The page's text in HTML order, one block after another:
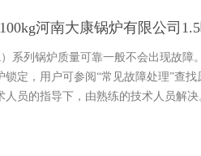
河南大康锅炉有限公司
系列锅炉质量可靠一般不会出现故障
锁定，用户可参阅“常见故障处理”查
人员的指导下，由熟练的技术人员解